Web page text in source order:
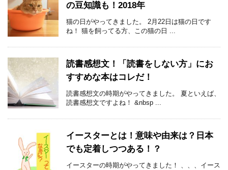
の豆知識も！2018年
猫の日がやってきました。 2月22日は猫の日です
ね！ 猫を飼ってる方、この猫の日 ...
読書感想文！「読書をしない方」にお
すすめな本はコレだ！
読書感想文の時期がやってきました。 夏といえば、
読書感想文ですよね！ &nbsp ...
イースターとは！意味や由来は？日本
でも定着しつつある！？
イースターの時期がやってきました！ 、、、イース